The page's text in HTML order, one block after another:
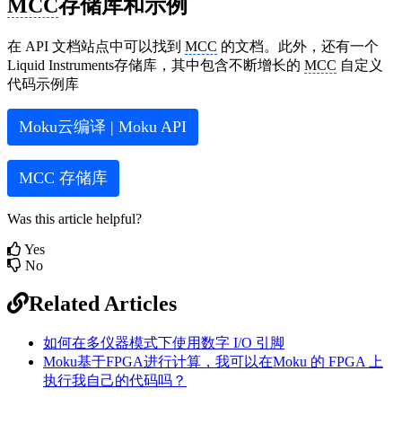
MCC存储库和示例
在 API 文档站点中可以找到 MCC 的文档。此外，还有一个
Liquid Instruments存储库，其中包含不断增长的 MCC 自定义
代码示例库
Moku云编译 | Moku API
MCC 存储库
Was this article helpful?
Yes
No
Related Articles
如何在多仪器模式下使用数字 I/O 引脚
Moku基于FPGA进行计算，我可以在Moku 的 FPGA 上
执行我自己的代码吗？